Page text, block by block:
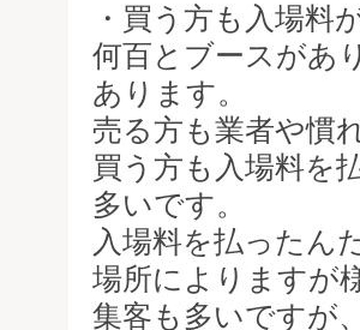
・買う方も入場料
何百とブースがあ
あります。
売る方も業者や慣
買う方も入場料を
多いです。
入場料を払ったん
場所によりますが
集客も多いですが